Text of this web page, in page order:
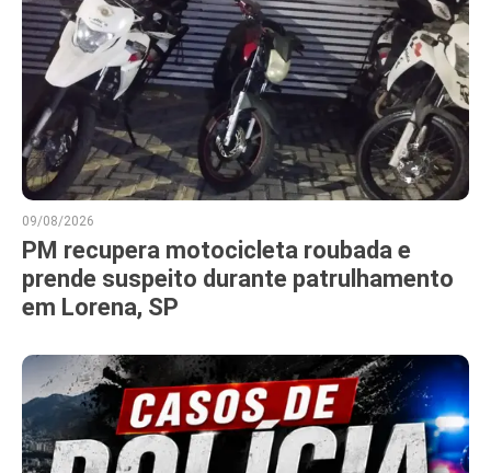
09/08/2026
PM recupera motocicleta roubada e
prende suspeito durante patrulhamento
em Lorena, SP